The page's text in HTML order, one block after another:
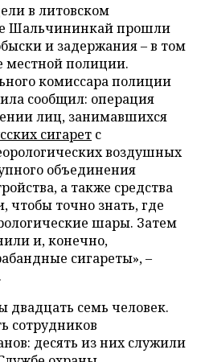
в литовском
Шальчининкай прошли
и задержания – в том
местной полиции.
комиссара полиции
сообщил: операция
лиц, занимавшихся
сигарет с
воздушных
объединения
а также средства
чтобы точно знать, где
шары. Затем
и, конечно,
сигареты», –
двадцать семь человек.
сотрудников
десять из них служили